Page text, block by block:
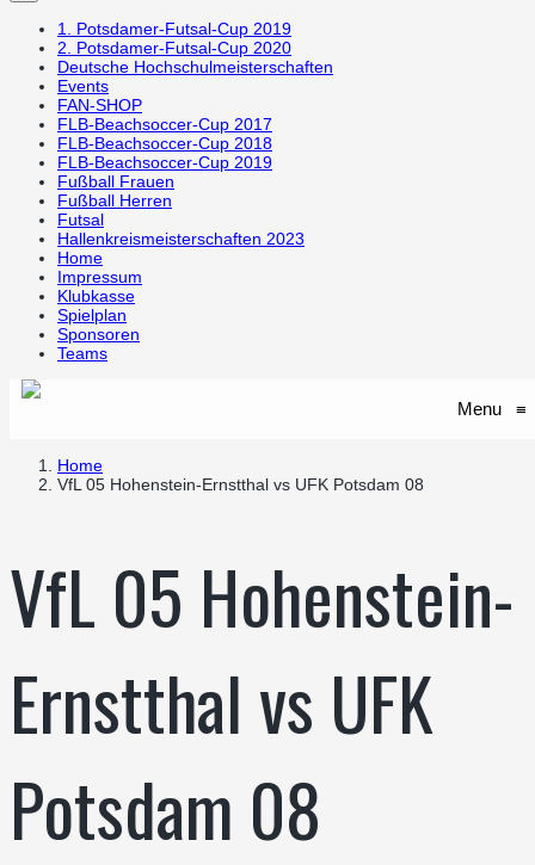
1. Potsdamer-Futsal-Cup 2019
2. Potsdamer-Futsal-Cup 2020
Deutsche Hochschulmeisterschaften
Events
FAN-SHOP
FLB-Beachsoccer-Cup 2017
FLB-Beachsoccer-Cup 2018
FLB-Beachsoccer-Cup 2019
Fußball Frauen
Fußball Herren
Futsal
Hallenkreismeisterschaften 2023
Home
Impressum
Klubkasse
Spielplan
Sponsoren
Teams
Menu ≡
Home
VfL 05 Hohenstein-Ernstthal vs UFK Potsdam 08
VfL 05 Hohenstein-
Ernstthal vs UFK
Potsdam 08